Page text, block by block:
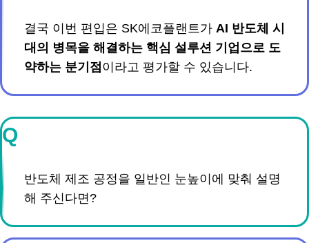
결국 이번 편입은 SK에코플랜트가 AI 반도체 시
대의 병목을 해결하는 핵심 설루션 기업으로 도
약하는 분기점 이라고 평가할 수 있습니다.
Q
반도체 제조 공정을 일반인 눈높이에 맞춰 설명
해 주신다면?